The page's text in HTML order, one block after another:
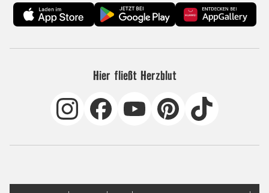
Hier fließt Herzblut